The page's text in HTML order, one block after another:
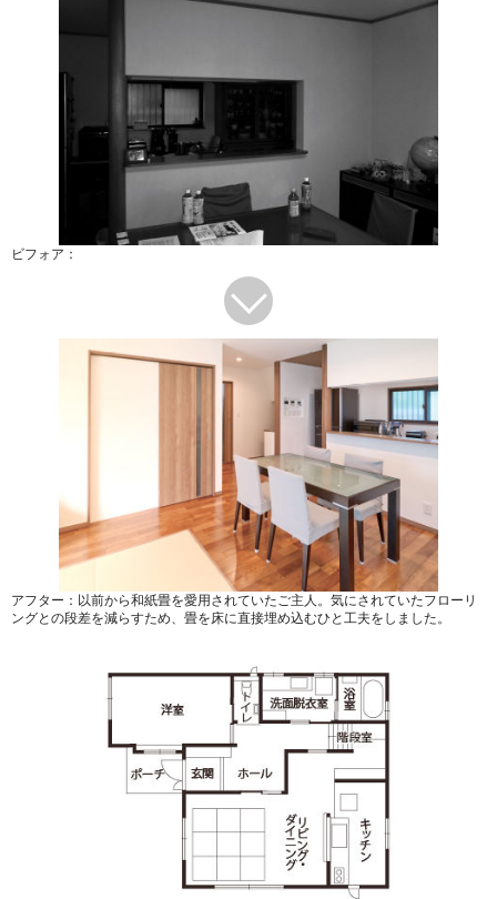
ビフォア：
アフター：以前から和紙畳を愛用されていたご主人。気にされていたフローリ
ングとの段差を減らすため、畳を床に直接埋め込むひと工夫をしました。